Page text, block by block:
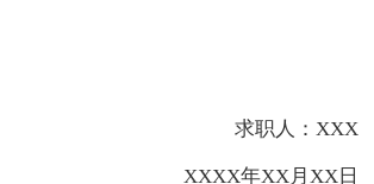
求职人：XXX
XXXX年XX月XX日